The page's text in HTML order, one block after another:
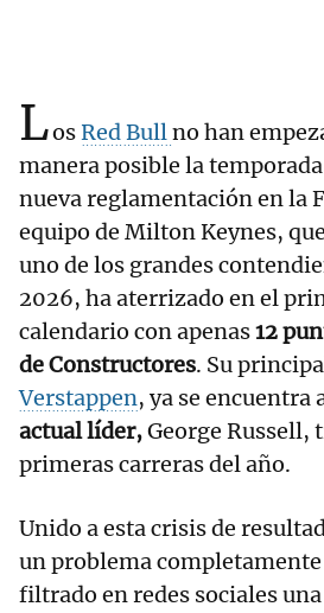
LosRed Bullno han
manera posible la
nueva reglamentación en la
equipo de Milton Keynes,
uno de los grandes
2026, ha aterrizado en el
calendario con apenas12
de Constructores. Su
Verstappen, ya se encuentra
actual líder,George Russell,
primeras carreras del año.
Unido a esta crisis de
un problema
filtrado en redes sociales